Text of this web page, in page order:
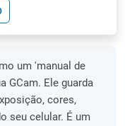
um 'manual de
GCam. Ele guarda
cores,
seu celular. É um